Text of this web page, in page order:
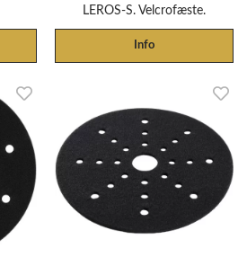
LEROS-S. Velcrofæste.
Info